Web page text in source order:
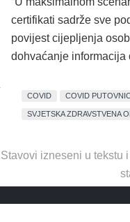
certifikati sadrže sve
povijest cijepljenja
dohvaćanje informacija
COVID COVID
SVJETSKA ZDRAVSTVENA
Stavovi izneseni u tekstu